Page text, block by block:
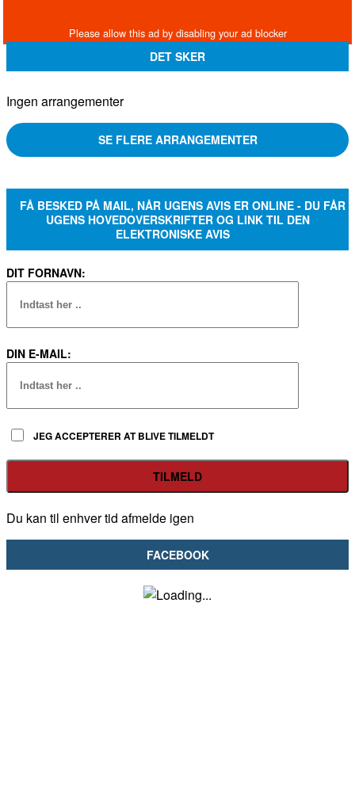
DET SKER
Ingen arrangementer
SE FLERE ARRANGEMENTER
FÅ BESKED PÅ MAIL, NÅR UGENS AVIS ER ONLINE - DU FÅR
UGENS HOVEDOVERSKRIFTER OG LINK TIL DEN
ELEKTRONISKE AVIS
DIT FORNAVN:
DIN E-MAIL:
JEG ACCEPTERER AT BLIVE TILMELDT
Du kan til enhver tid afmelde igen
FACEBOOK